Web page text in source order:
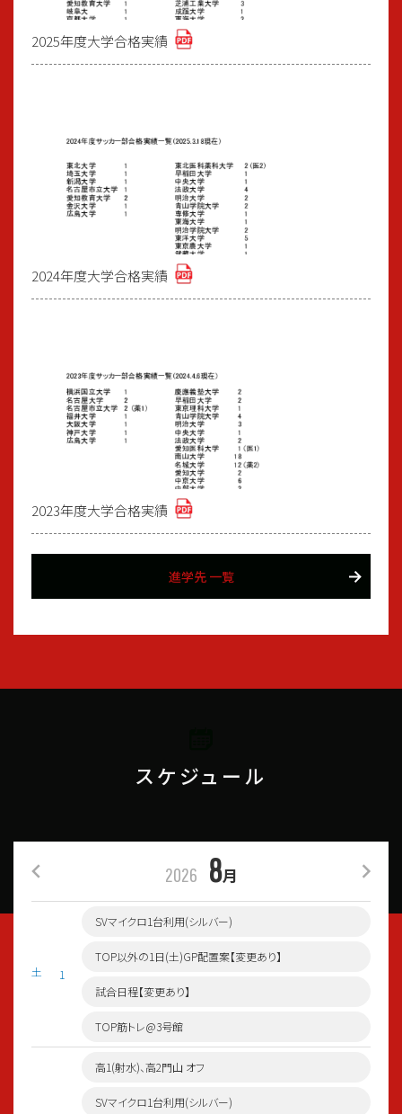
2025年度大学合格実績
2024年度大学合格実績
2023年度大学合格実績
進学先 一覧
スケジュール
2026 8月
土 1
SVマイクロ1台利用(シルバー)
TOP以外の1日(土)GP配置案【変更あり】
試合日程【変更あり】
TOP筋トレ@3号館
高1(射水)、高2門山 オフ
SVマイクロ1台利用(シルバー)